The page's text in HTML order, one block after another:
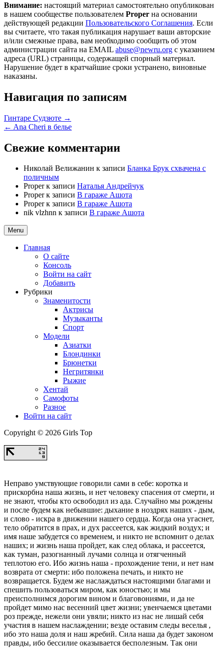
Внимание: настоящий материал самостоятельно опубликован
в нашем сообществе пользователем Proper на основании
действующей редакции Пользовательского Соглашения. Если
вы считаете, что такая публикация нарушает ваши авторские
и/или смежные права, вам необходимо сообщить об этом
администрации сайта на EMAIL abuse@newru.org с указанием
адреса (URL) страницы, содержащей спорный материал.
Нарушение будет в кратчайшие сроки устранено, виновные
наказаны.
Навигация по записям
Гинтаре Судзюте →
← Ana Cheri в белье
Свежие комментарии
Николай Велижанин к записи Бланка Брук схвачена с
поличным
Properк записи Наталья Андрейчук
Properк записи В гараже Ашота
Properк записи В гараже Ашота
nik vlzhnn к записи В гараже Ашота
Menu
Главная
О сайте
Консоль
Войти на сайт
Добавить
Рубрики
Знаменитости
Актрисы
Музыканты
Спорт
Модели
Азиатки
Блондинки
Брюнетки
Негритянки
Рыжие
Хентай
Самофоты
Разное
Войти на сайт
Copyright © 2026 Girls Top
Неправо умствующие говорили сами в себе: коротка и
прискорбна наша жизнь, и нет человеку спасения от смерти, и
не знают, чтобы кто освободил из ада. Случайно мы рождены
и после будем как небывшие: дыхание в ноздрях наших - дым,
и слово - искра в движении нашего сердца. Когда она угаснет,
тело обратится в прах, и дух рассеется, как жидкий воздух; и
имя наше забудется со временем, и никто не вспомнит о делах
наших; и жизнь наша пройдет, как след облака, и рассеется,
как туман, разогнанный лучами солнца и отягченный
теплотою его. Ибо жизнь наша - прохождение тени, и нет нам
возврата от смерти: ибо положена печать, и никто не
возвращается. Будем же наслаждаться настоящими благами и
спешить пользоваться миром, как юностью; и мы
преисполнимся дорогим вином и благовониями, и да не
пройдет мимо нас весенний цвет жизни; увенчаемся цветами
роз прежде, нежели они увяли; никто из нас не лишай себя
участия в нашем наслаждении; везде оставим следы веселья ,
ибо это наша доля и наш жребий. Сила наша да будет законом
правды, ибо бессилие оказывается бесполезным. Так они